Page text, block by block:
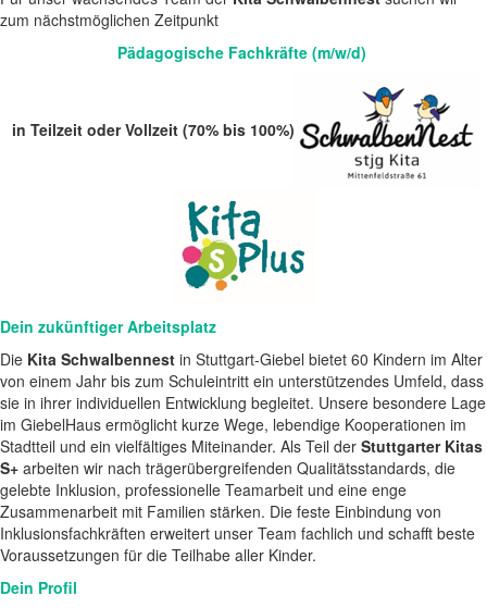
zum nächstmöglichen Zeitpunkt
Pädagogische Fachkräfte (m/w/d)
in Teilzeit oder Vollzeit (70% bis 100%)
Dein zukünftiger Arbeitsplatz
Die Kita Schwalbennest in Stuttgart-Giebel bietet 60 Kindern im Alter
von einem Jahr bis zum Schuleintritt ein unterstützendes Umfeld, dass
sie in ihrer individuellen Entwicklung begleitet. Unsere besondere Lage
im GiebelHaus ermöglicht kurze Wege, lebendige Kooperationen im
Stadtteil und ein vielfältiges Miteinander. Als Teil der Stuttgarter Kitas
S+ arbeiten wir nach trägerübergreifenden Qualitätsstandards, die
gelebte Inklusion, professionelle Teamarbeit und eine enge
Zusammenarbeit mit Familien stärken. Die feste Einbindung von
Inklusionsfachkräften erweitert unser Team fachlich und schafft beste
Voraussetzungen für die Teilhabe aller Kinder.
Dein Profil